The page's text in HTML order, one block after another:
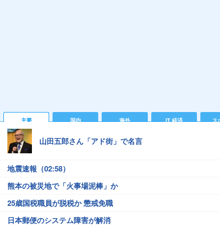
主要 国内 海外 IT 経済 ス
山田五郎さん「アド街」で名言
地震速報（02:58）
熊本の被災地で「火事場泥棒」か
25歳国税職員が脱税か 懲戒免職
日本郵便のシステム障害が解消